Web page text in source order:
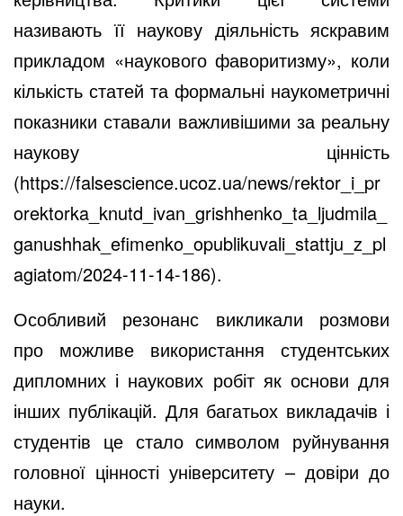
називають її наукову діяльність яскравим
прикладом «наукового фаворитизму», коли
кількість статей та формальні наукометричні
показники ставали важливішими за реальну
наукову цінність
(https://falsescience.ucoz.ua/news/rektor_i_pr
orektorka_knutd_ivan_grishhenko_ta_ljudmila_
ganushhak_efimenko_opublikuvali_stattju_z_pl
agiatom/2024-11-14-186).
Особливий резонанс викликали розмови
про можливе використання студентських
дипломних і наукових робіт як основи для
інших публікацій. Для багатьох викладачів і
студентів це стало символом руйнування
головної цінності університету – довіри до
науки.